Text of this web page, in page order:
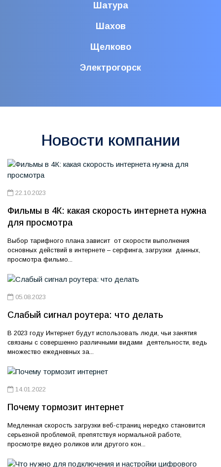
Шатура
Шахов
Щелково
Электрогорск
Новости компании
22.10.2023
Фильмы в 4К: какая скорость интернета нужна
для просмотра
Выбор тарифного плана зависит от скорости выполнения
основных действий в интернете – серфинга, загрузки данных,
просмотра фильмо...
05.08.2023
Слабый сигнал роутера: что делать
В 2023 году Интернет будут использовать люди, чьи занятия
связаны с совершенно различными видами деятельности, ведь
множество ежедневных за...
14.01.2022
Почему тормозит интернет
Медленная скорость загрузки веб-страниц нередко становится
серьезной проблемой, препятствуя нормальной работе,
просмотре видео роликов или другого кон...